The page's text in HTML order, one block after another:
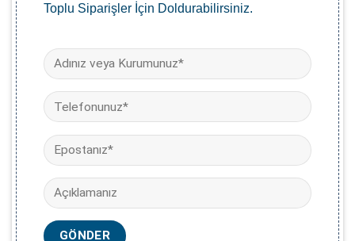
Toplu Siparişler İçin Doldurabilirsiniz.